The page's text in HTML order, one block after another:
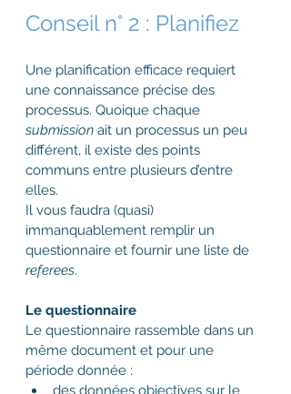
Conseil n° 2 : Planifiez
Une planification efficace requiert
une connaissance précise des
processus. Quoique chaque
submission ait un processus un peu
différent, il existe des points
communs entre plusieurs d’entre
elles.
Il vous faudra (quasi)
immanquablement remplir un
questionnaire et fournir une liste de
referees.
Le questionnaire
Le questionnaire rassemble dans un
même document et pour une
période donnée :
des données objectives sur le